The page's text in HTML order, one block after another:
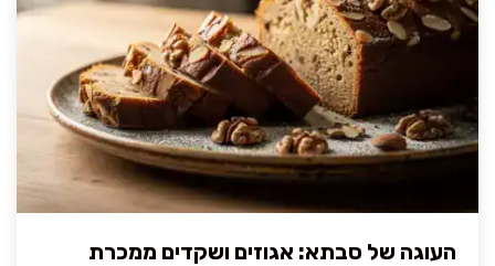
העוגה של סבתא: אגוזים ושקדים ממכרת